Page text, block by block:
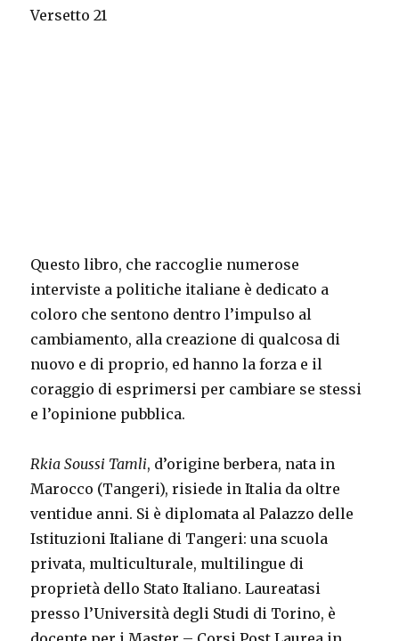
Versetto 21
Questo libro, che raccoglie numerose
interviste a politiche italiane è dedicato a
coloro che sentono dentro l’impulso al
cambiamento, alla creazione di qualcosa di
nuovo e di proprio, ed hanno la forza e il
coraggio di esprimersi per cambiare se stessi
e l’opinione pubblica.
Rkia Soussi Tamli, d’origine berbera, nata in
Marocco (Tangeri), risiede in Italia da oltre
ventidue anni. Si è diplomata al Palazzo delle
Istituzioni Italiane di Tangeri: una scuola
privata, multiculturale, multilingue di
proprietà dello Stato Italiano. Laureatasi
presso l’Università degli Studi di Torino, è